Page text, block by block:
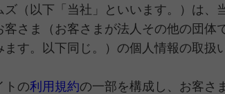
ズ（以下「当社」といいます。）は
客さま（お客さまが法人その他の団
す。以下同じ。）の個人情報の取
トの利用規約の一部を構成し、お客さ